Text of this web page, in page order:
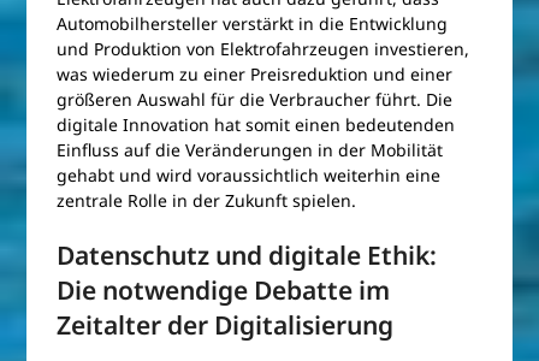
Automobilhersteller verstärkt in die Entwicklung
und Produktion von Elektrofahrzeugen investieren,
was wiederum zu einer Preisreduktion und einer
größeren Auswahl für die Verbraucher führt. Die
digitale Innovation hat somit einen bedeutenden
Einfluss auf die Veränderungen in der Mobilität
gehabt und wird voraussichtlich weiterhin eine
zentrale Rolle in der Zukunft spielen.
Datenschutz und digitale Ethik:
Die notwendige Debatte im
Zeitalter der Digitalisierung